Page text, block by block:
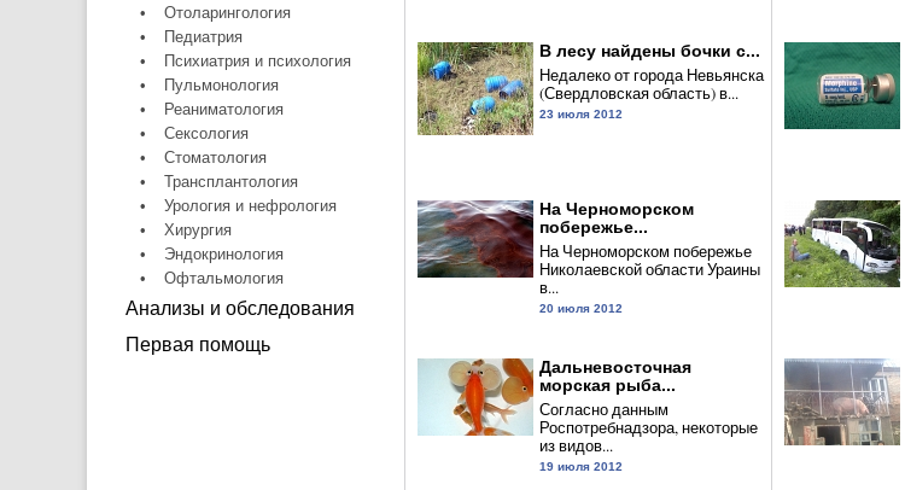
•
Отоларингология
•
Педиатрия
•
Психиатрия и психология
•
Пульмонология
•
Реаниматология
•
Сексология
•
Стоматология
•
Трансплантология
•
Урология и нефрология
•
Хирургия
•
Эндокринология
•
Офтальмология
Анализы и обследования
Первая помощь
В лесу найдены бочки с...
Недалеко от города Невьянска
(Свердловская область) в...
23 июля 2012
На Черноморском
побережье...
На Черноморском побережье
Николаевской области Ураины
в...
20 июля 2012
Дальневосточная
морская рыба...
Согласно данным
Роспотребнадзора, некоторые
из видов...
19 июля 2012